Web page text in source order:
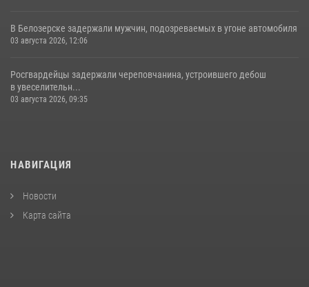
В Белозерске задержали мужчин, подозреваемых в угоне автомобиля
03 августа 2026, 12:06
Росгвардейцы задержали череповчанина, устроившего дебош
в увеселительн...
03 августа 2026, 09:35
НАВИГАЦИЯ
Новости
Карта сайта